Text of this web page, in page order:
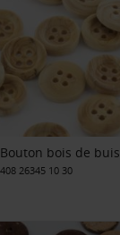
Bouton bois de buis
408 26345 10 30